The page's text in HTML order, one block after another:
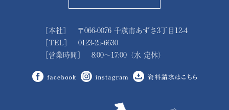
［本社］ 〒066-0076 千歳市あずさ3丁目12-4
［TEL］ 0123-25-6630
［営業時間］ 8:00～17:00（水 定休）